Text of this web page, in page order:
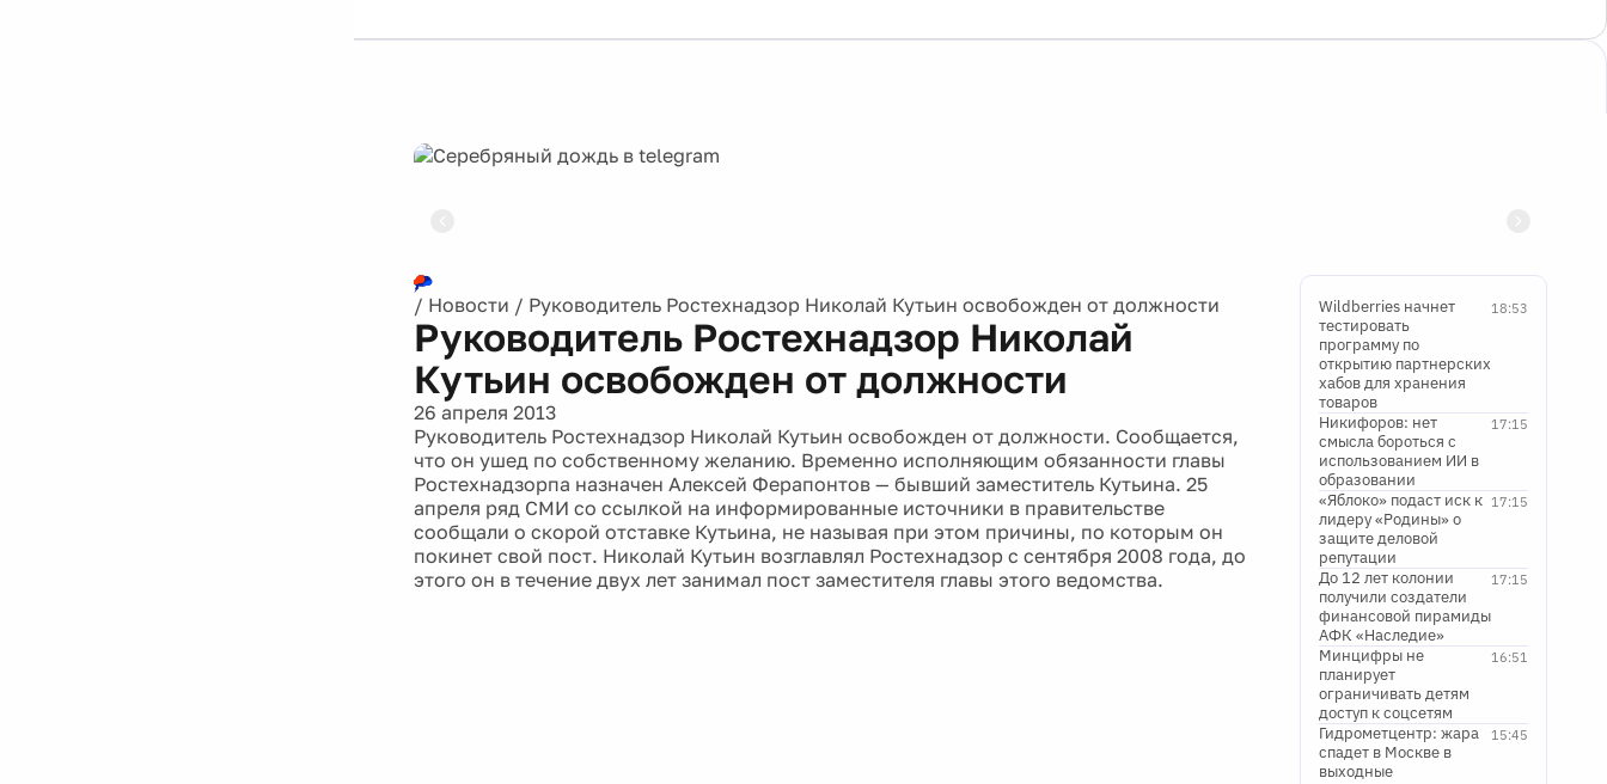
/ Новости / Руководитель Ростехнадзор Николай Кутьин освобожден от должности
Руководитель Ростехнадзор Николай
Кутьин освобожден от должности
26 апреля 2013
Руководитель Ростехнадзор Николай Кутьин освобожден от должности. Сообщается,
что он ушед по собственному желанию. Временно исполняющим обязанности главы
Ростехнадзорпа назначен Алексей Ферапонтов — бывший заместитель Кутьина. 25
апреля ряд СМИ со ссылкой на информированные источники в правительстве
сообщали о скорой отставке Кутьина, не называя при этом причины, по которым он
покинет свой пост. Николай Кутьин возглавлял Ростехнадзор с сентября 2008 года, до
этого он в течение двух лет занимал пост заместителя главы этого ведомства.
18:53
Wildberries начнет
тестировать
программу по
открытию партнерских
хабов для хранения
товаров
17:15
Никифоров: нет
смысла бороться с
использованием ИИ в
образовании
17:15
«Яблоко» подаст иск к
лидеру «Родины» о
защите деловой
репутации
17:15
До 12 лет колонии
получили создатели
финансовой пирамиды
АФК «Наследие»
16:51
Минцифры не
планирует
ограничивать детям
доступ к соцсетям
15:45
Гидрометцентр: жара
спадет в Москве в
выходные